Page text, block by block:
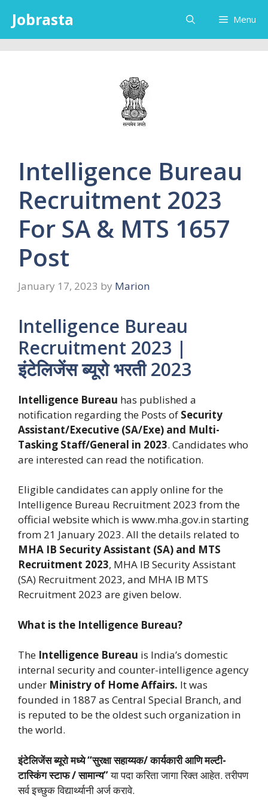
content
Jobrasta Menu
Intelligence Bureau
Recruitment 2023
For SA & MTS 1657
Post
January 17, 2023 by Marion
Intelligence Bureau
Recruitment 2023 |
इंटेलिजेंस ब्यूरो भरती 2023
Intelligence Bureau has published a
notification regarding the Posts of Security
Assistant/Executive (SA/Exe) and Multi-
Tasking Staff/General in 2023. Candidates who
are interested can read the notification.
Eligible candidates can apply online for the
Intelligence Bureau Recruitment 2023 from the
official website which is www.mha.gov.in starting
from 21 January 2023. All the details related to
MHA IB Security Assistant (SA) and MTS
Recruitment 2023, MHA IB Security Assistant
(SA) Recruitment 2023, and MHA IB MTS
Recruitment 2023 are given below.
What is the Intelligence Bureau?
The Intelligence Bureau is India’s domestic
internal security and counter-intelligence agency
under Ministry of Home Affairs. It was
founded in 1887 as Central Special Branch, and
is reputed to be the oldest such organization in
the world.
इंटेलिजेंस ब्यूरो मध्ये “सुरक्षा सहाय्यक/ कार्यकारी आणि मल्टी-
टास्किंग स्टाफ / सामान्य”या पदा करिता जागा रिक्त आहेत. तरीपण
सर्व इच्छुक विद्यार्थ्यानी अर्ज करावे.